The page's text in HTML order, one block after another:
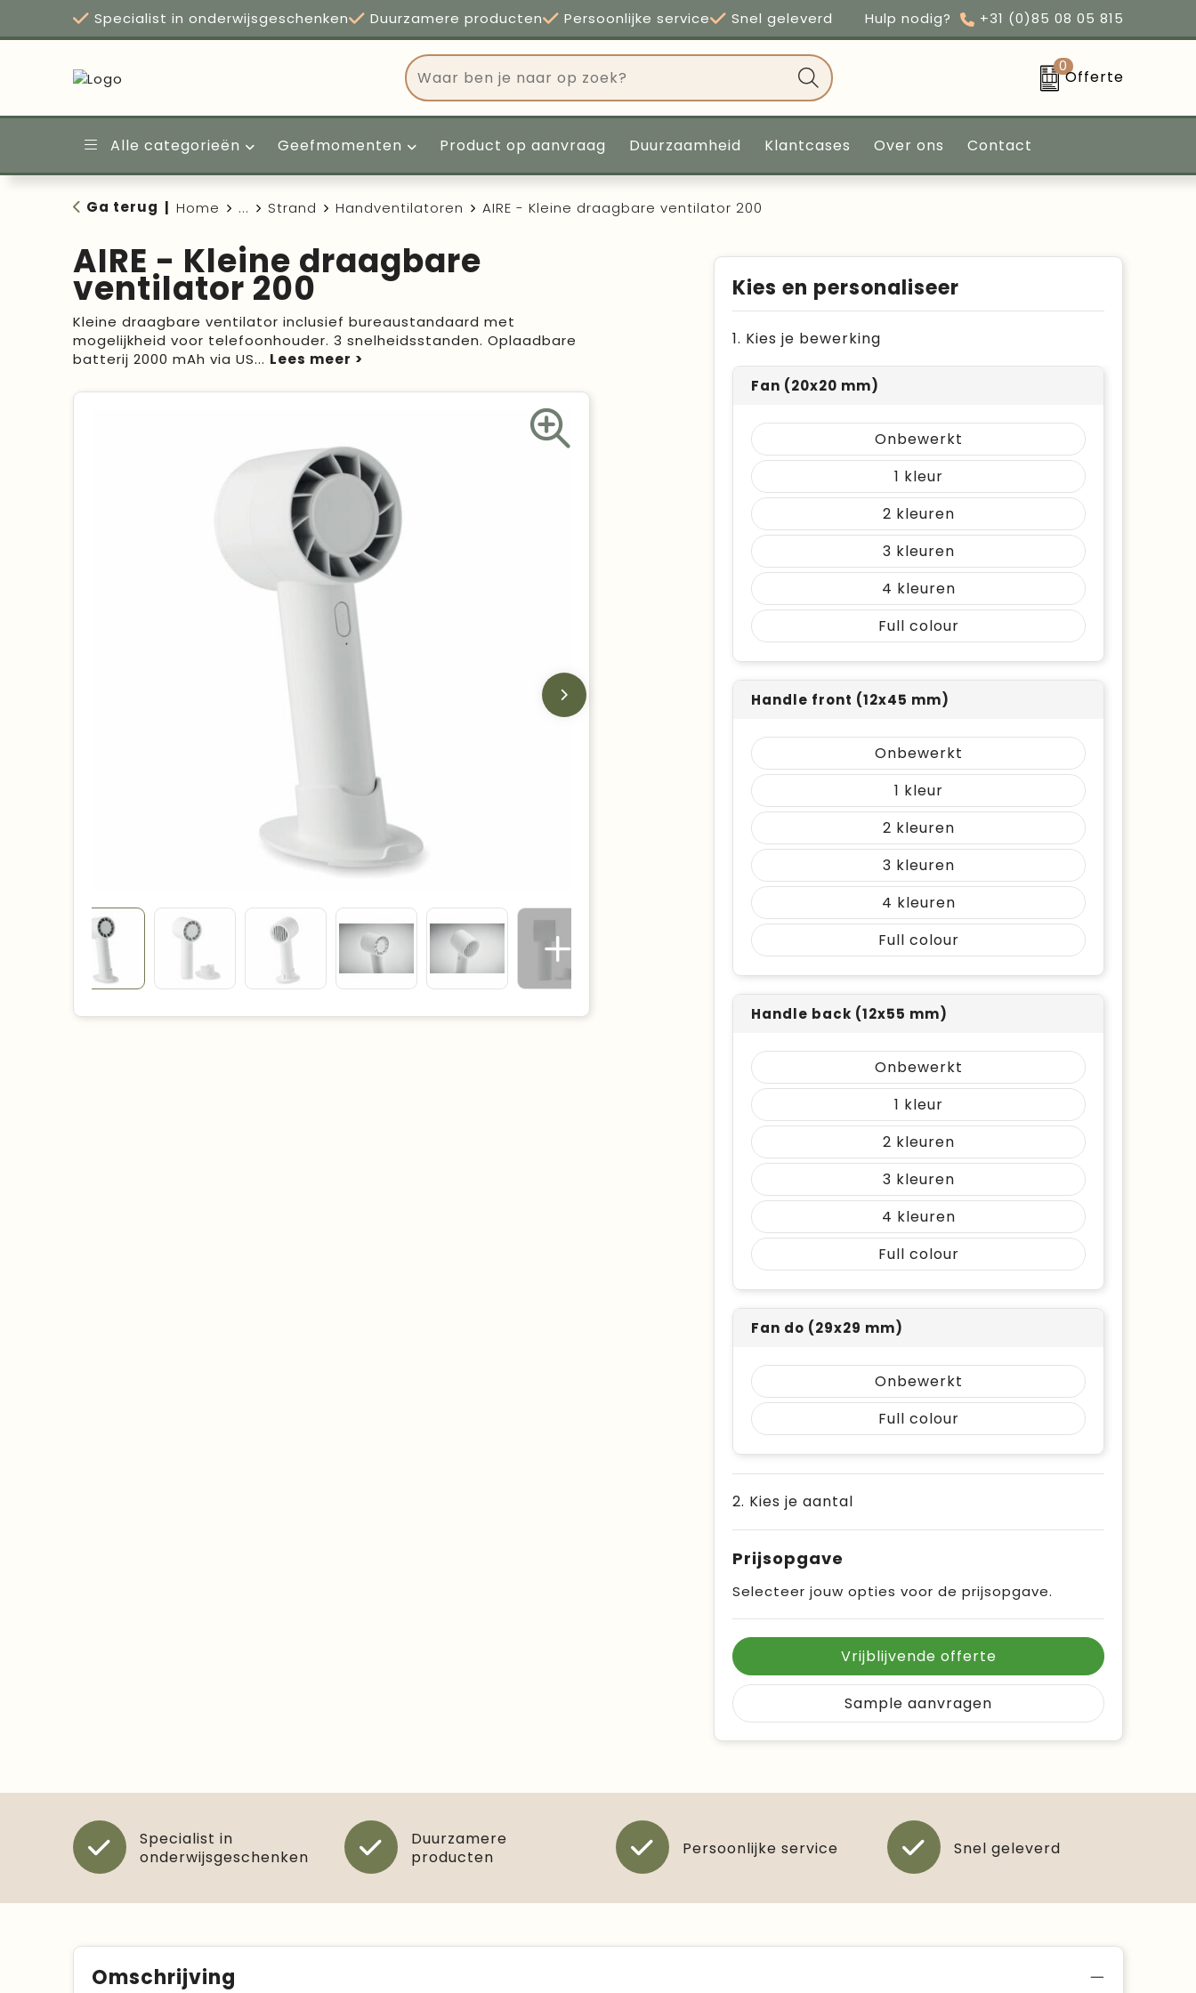
Specialist in onderwijsgeschenken Duurzamere producten Persoonlijke service Snel geleverd Hulp nodig? +31 (0)85 08 05 815
0
Offerte
Alle categorieën Geefmomenten Product op aanvraag Duurzaamheid Klantcases Over ons Contact
Ga terug Home ... Strand Handventilatoren AIRE - Kleine draagbare ventilator 200
AIRE - Kleine draagbare
ventilator 200
Kleine draagbare ventilator inclusief bureaustandaard met
mogelijkheid voor telefoonhouder. 3 snelheidsstanden. Oplaadbare
batterij 2000 mAh via US...
Kies en personaliseer
1. Kies je bewerking
Fan (20x20 mm)
Onbewerkt
1
2
3
4
Full colour
Handle front (12x45 mm)
Onbewerkt
1
2
3
4
Full colour
Handle back (12x55 mm)
Onbewerkt
1
2
3
4
Full colour
Fan do (29x29 mm)
Onbewerkt
Full colour
2. Kies je aantal
Prijsopgave
Selecteer jouw opties voor de prijsopgave.
Vrijblijvende offerte
Sample aanvragen
Specialist in
onderwijsgeschenken
Duurzamere
producten
Persoonlijke service Snel geleverd
Omschrijving